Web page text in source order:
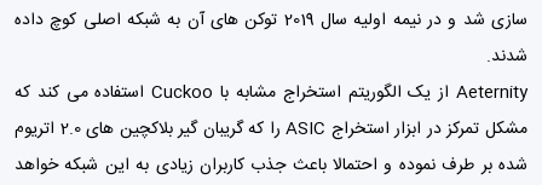
سازی شد و در نیمه اولیه سال 2019 توکن های آن به شبکه اصلی کوچ داده
شدند.
Aeternity از یک الگوریتم استخراج مشابه با Cuckoo استفاده می کند که
مشکل تمرکز در ابزار استخراج ASIC را که گریبان گیر بلاکچین های 2.0 اتریوم
شده بر طرف نموده و احتمالا باعث جذب کاربران زیادی به این شبکه خواهد